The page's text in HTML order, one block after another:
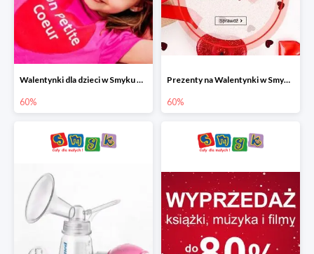
Walentynki dla dzieci w Smyku do -60%
60%
Prezenty na Walentynki w Smyku do -60%
60%